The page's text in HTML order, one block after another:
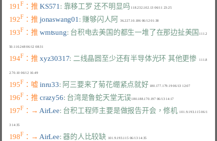
191 F ：推 KS571 : 靠移工罗 还不明显吗 118.232.102.13 06/11 23:25
192F ：推 jonaswang01 : 赚够闪人阿
193F ：推 wmtsung: 台积电去美国的都生一堆了在那边扯美国 111.2
194F ：推 xyz30317: 二线晶圆至少还有半导体光环 其他更惨
   111.8
2.70.10 06/12 16:49
195F ：嘘 inru33: 阿三要来了菊花绷紧点就好 180.177.179.19 06/13 12:07
196F ：推 crazy56: 台湾是鲁蛇天堂无误
197F ：→ AirLee: 台积工程师主要是做报告开会，修机
  101.9.193.115 06/1
198F ：→ AirLee: 器的人比较缺